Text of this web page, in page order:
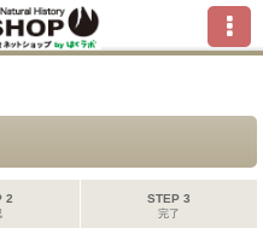
2
STEP 3
完了